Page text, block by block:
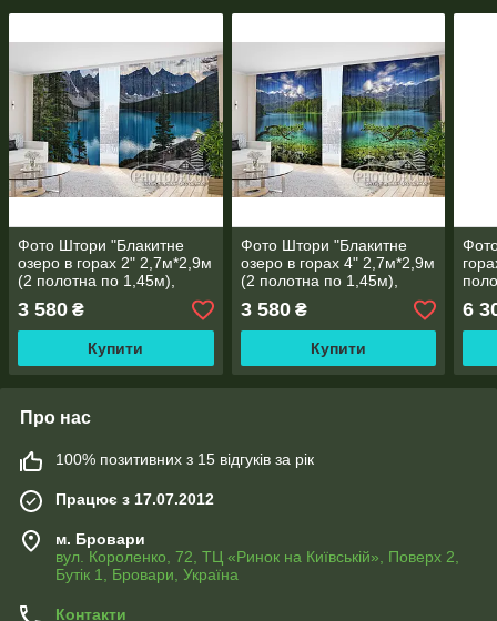
Фото Штори "Блакитне
озеро в горах 2" 2,7м*2,9м
(2 полотна по 1,45м),
тасьма
3 580 ₴
Купити
Фото Штори "Блакитне
озеро в горах 4" 2,7м*2,9м
(2 полотна по 1,45м),
тасьма
3 580₴
Купити
6
Про нас
100% позитивних з 15 відгуків за рік
Працює з 17.07.2012
м. Бровари
вул. Короленко, 72, ТЦ «Ринок на Київській», Поверх 2,
Бутік 1, Бровари, Україна
Контакти